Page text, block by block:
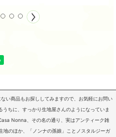
い商品もお探ししてみますので、お気軽にお問い
ちに、すっかり生地屋さんのようになっていま
Nonna、その名の通り、実はアンティーク雑
のほか、「ノンナの孫娘」ことノスタルジーガ